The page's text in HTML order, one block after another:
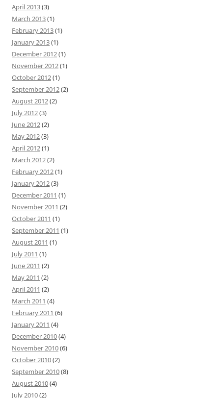
April 2013(3)
March 2013(1)
February 2013(1)
January 2013(1)
December 2012(1)
November 2012(1)
October 2012(1)
September 2012(2)
August 2012(2)
July 2012(3)
June 2012(2)
May 2012(3)
April 2012(1)
March 2012(2)
February 2012(1)
January 2012(3)
December 2011 (1)
November 2011 (2)
October 2011 (1)
September 2011 (1)
August 2011 (1)
July 2011 (1)
June 2011 (2)
May 2011 (2)
April 2011 (2)
March 2011 (4)
February 2011 (6)
January 2011 (4)
December 2010(4)
November 2010(6)
October 2010(2)
September 2010(8)
August 2010(4)
July 2010(2)